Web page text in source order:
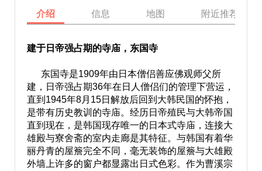
介绍 信息 地图 附近推荐景点
建于日帝强占期的寺庙，东国寺
东国寺是1909年由日本僧侣善应佛观师父所
建，日帝强占期36年在日人僧侣们的管理下营运，
直到1945年8月15日解放后回到大韩民国的怀抱，
是带有历史教训的寺庙。经历日帝殖民与大韩帝国
直到现在，是韩国现存唯一的日本式寺庙，连接大
雄殿与寮舍斋的室内走廊是其特征。与韩国有着华
丽丹青的屋簷完全不同，毫无装饰的屋簷与大雄殿
外墙上许多的窗户都显露出日式色彩。作为曹溪宗